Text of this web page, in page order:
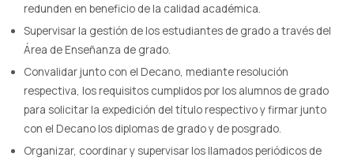
redunden en beneficio de la calidad académica.
Supervisar la gestión de los estudiantes de grado a través del
Área de Enseñanza de grado.
Convalidar junto con el Decano, mediante resolución
respectiva, los requisitos cumplidos por los alumnos de grado
para solicitar la expedición del título respectivo y firmar junto
con el Decano los diplomas de grado y de posgrado.
Organizar, coordinar y supervisar los llamados periódicos de